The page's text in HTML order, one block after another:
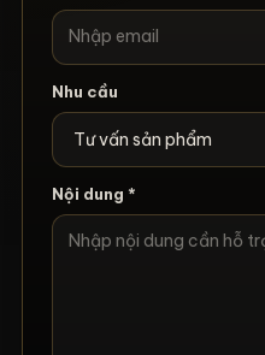
Nhu cầu
Nội dung *